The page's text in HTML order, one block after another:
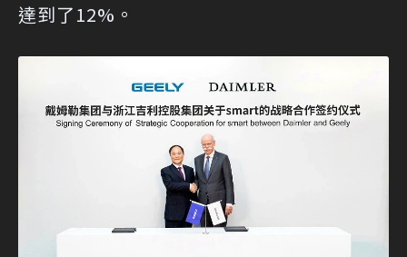
達到了12%。